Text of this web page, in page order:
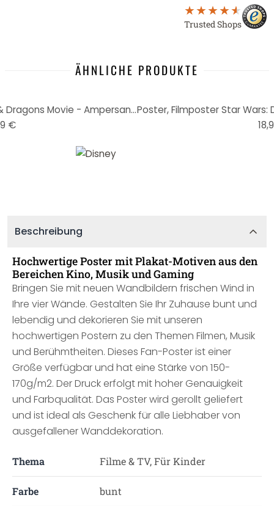
Trusted Shops
ÄHNLICHE PRODUKTE
Poster, Filmposter Dungeons & Dragons Movie - Ampersand Radiance 61x91,5 cm
€
Beschreibung
Hochwertige Poster mit Plakat-Motiven aus den
Bereichen Kino, Musik und Gaming
Bringen Sie mit neuen Wandbildern frischen Wind in
Ihre vier Wände. Gestalten Sie Ihr Zuhause bunt und
lebendig und dekorieren Sie mit unseren
hochwertigen Postern zu den Themen Filmen, Musik
und Berühmtheiten. Dieses Fan-Poster ist einer
Größe verfügbar und hat eine Stärke von 150-
170g/m2. Der Druck erfolgt mit hoher Genauigkeit
und Farbqualität. Das Poster wird gerollt geliefert
und ist ideal als Geschenk für alle Liebhaber von
ausgefallener Wanddekoration.
Thema Filme & TV, Für Kinder
Farbe bunt